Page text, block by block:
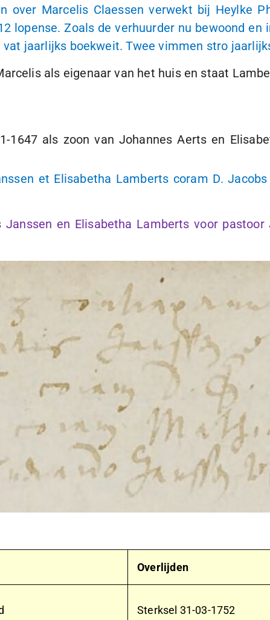
over Marcelis Claessen verwekt bij Heylke
lopense. Zoals de verhuurder nu bewoond
vat jaarlijks boekweit. Twee vimmen stro
als eigenaar van het huis en staat
1647 als zoon van Johannes Aerts en
et Elisabetha Lamberts coram D.
en Elisabetha Lamberts voor
Overlijden
Sterksel 31-03-1752